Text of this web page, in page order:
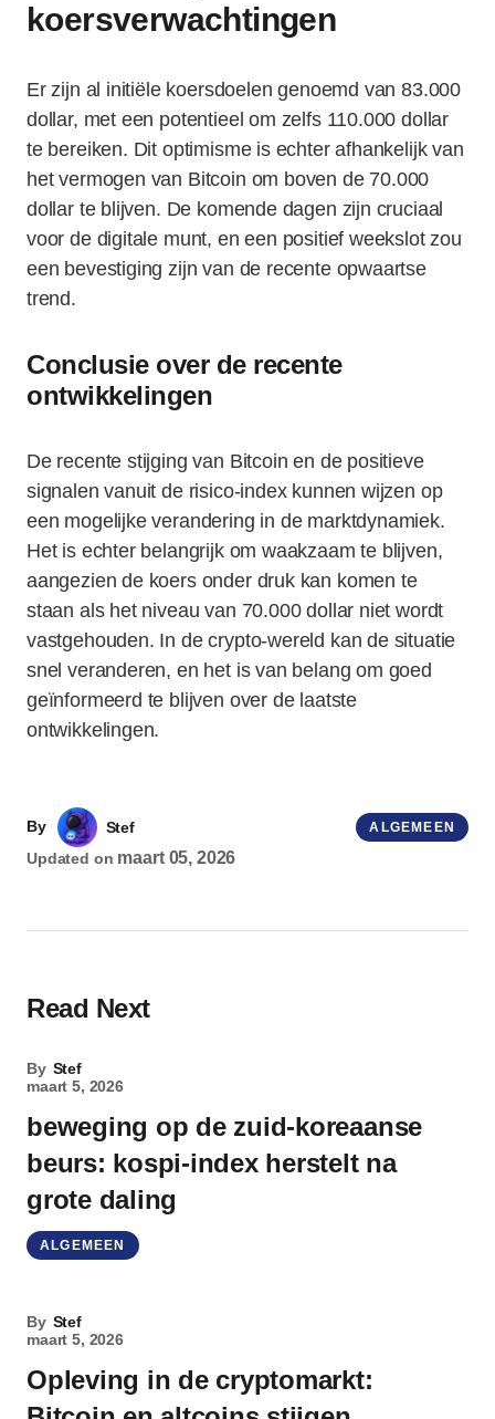
koersverwachtingen
Er zijn al initiële koersdoelen genoemd van 83.000
dollar, met een potentieel om zelfs 110.000 dollar
te bereiken. Dit optimisme is echter afhankelijk van
het vermogen van Bitcoin om boven de 70.000
dollar te blijven. De komende dagen zijn cruciaal
voor de digitale munt, en een positief weekslot zou
een bevestiging zijn van de recente opwaartse
trend.
Conclusie over de recente
ontwikkelingen
De recente stijging van Bitcoin en de positieve
signalen vanuit de risico-index kunnen wijzen op
een mogelijke verandering in de marktdynamiek.
Het is echter belangrijk om waakzaam te blijven,
aangezien de koers onder druk kan komen te
staan als het niveau van 70.000 dollar niet wordt
vastgehouden. In de crypto-wereld kan de situatie
snel veranderen, en het is van belang om goed
geïnformeerd te blijven over de laatste
ontwikkelingen.
By
Stef
Updated on maart 05, 2026
ALGEMEEN
Read Next
By Stef
maart 5, 2026
beweging op de zuid-koreaanse
beurs: kospi-index herstelt na
grote daling
ALGEMEEN
By Stef
maart 5, 2026
Opleving in de cryptomarkt: